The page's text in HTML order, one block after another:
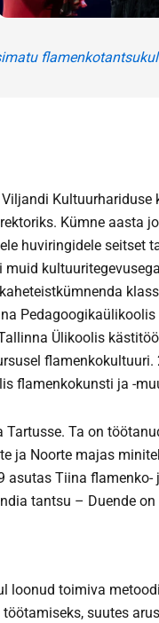
Kümne aasta
huviringidele seitset
Ülikoolis
flamenkokunsti ja -
Tartusse. Ta on
ja Noorte majas
asutas Tiina
tantsu – Duende
loonud toimiva
suutes